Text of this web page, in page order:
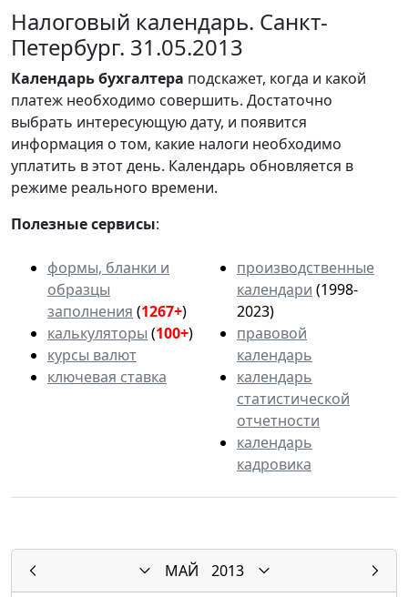
Налоговый календарь. Санкт-
Петербург. 31.05.2013
Календарьбухгалтера подскажет, когда и какой
платеж необходимо совершить. Достаточно
выбрать интересующую дату, и появится
информация о том, какие налоги необходимо
уплатить в этот день. Календарь обновляется в
режиме реального времени.
Полезные сервисы:
формы, бланки и
образцы
заполнения (1267+)
калькуляторы (100+)
курсы валют
ключевая ставка
производственные
календари (1998-
2023)
правовой
календарь
календарь
статистической
отчетности
календарь
кадровика
МАЙ
2013